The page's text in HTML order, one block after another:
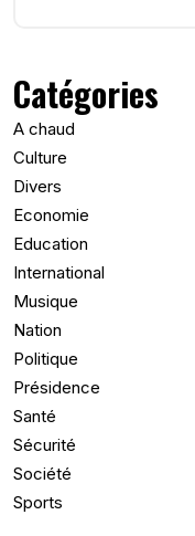
Catégories
A chaud
Culture
Divers
Economie
Education
International
Musique
Nation
Politique
Présidence
Santé
Sécurité
Société
Sports